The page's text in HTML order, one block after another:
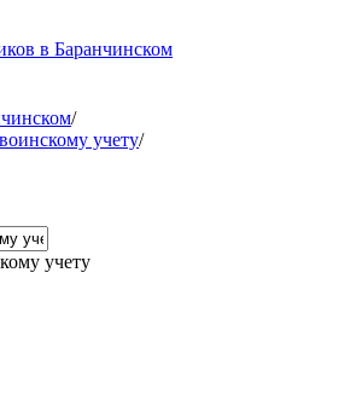
в Баранчинском
/
учету/
учету